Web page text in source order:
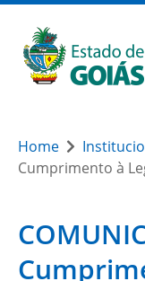
Home
Cumprimento à